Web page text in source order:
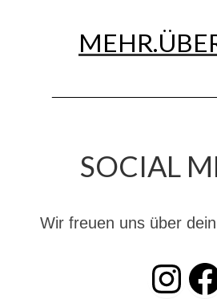
Termine
Christkindwiegen 2024
Christkindwiegen 2022
Christkindwiegen 2019
SOCIAL
Wir freuen uns über
INSTAGRAM Facebook